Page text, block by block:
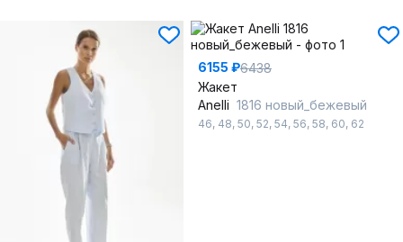
6155 ₽6438
Жакет
Anelli 1816 новый_бежевый
46, 48, 50, 52, 54, 56, 58, 60, 62